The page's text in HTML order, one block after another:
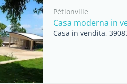
Pétionville
Casa moderna in
Casa in vendita,